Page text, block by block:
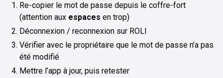
Re-copier le mot de passe depuis le coffre-fort
(attention aux espaces en trop)
Déconnexion / reconnexion sur ROLI
Vérifier avec le propriétaire que le mot de passe n’a pas
été modifié
Mettre l’app à jour, puis retester